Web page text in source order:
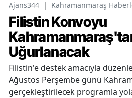
Ajans344 | Kahramanmaraş
Filistin Konvoyu
Uğurlanacak
Filistin'e destek amacıyla
Ağustos Perşembe günü
gerçekleştirilecek programla